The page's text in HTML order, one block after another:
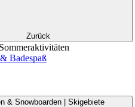
Zurück
Badespaß
& Snowboarden | Skigebiete